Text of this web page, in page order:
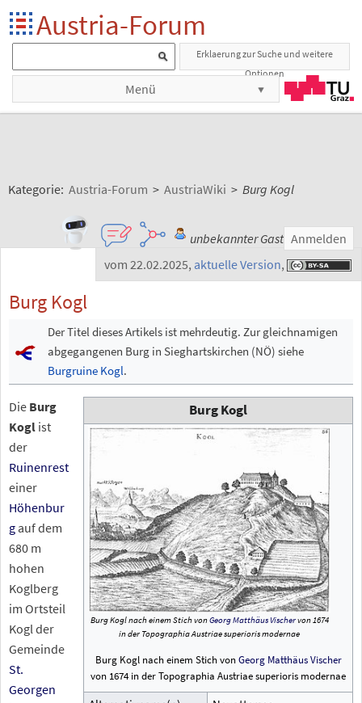
Austria-Forum
Erklaerung zur Suche und weitere
Optionen
Menü
Kategorie: Austria-Forum > AustriaWiki > Burg Kogl
unbekannter Gast Anmelden
vom 22.02.2025, aktuelle Version,
Burg Kogl
Der Titel dieses Artikels ist mehrdeutig. Zur gleichnamigen
abgegangenen Burg in Sieghartskirchen (NÖ) siehe
Burgruine Kogl.
Burg Kogl
Burg Kogl nach einem Stich vonGeorg Matthäus Vischervon 1674
in der Topographia Austriae superioris modernae
Burg Kogl nach einem Stich von Georg Matthäus Vischer
von 1674 in der Topographia Austriae superioris modernae
Die Burg
Kogl ist
der
Ruinenrest
einer
Höhenbur
g auf dem
680 m
hohen
Koglberg
im Ortsteil
Kogl der
Gemeinde
St.
Georgen